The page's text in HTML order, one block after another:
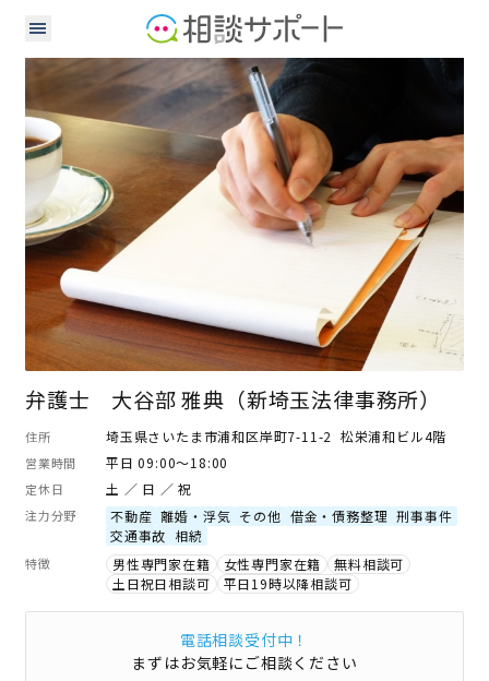
弁護士 大谷部 雅典（新埼玉法律事務所）
住所 埼玉県さいたま市浦和区岸町7-11-2 松栄浦和ビル4階
営業時間 平日 09:00～18:00
定休日 土 ／ 日 ／ 祝
注力分野 不動産 離婚・浮気 その他 借金・債務整理 刑事事件
交通事故 相続
特徴 男性専門家在籍 女性専門家在籍
無料相談可
土日祝日相談可
平日19時以降相談可
電話相談受付中！
まずはお気軽にご相談ください